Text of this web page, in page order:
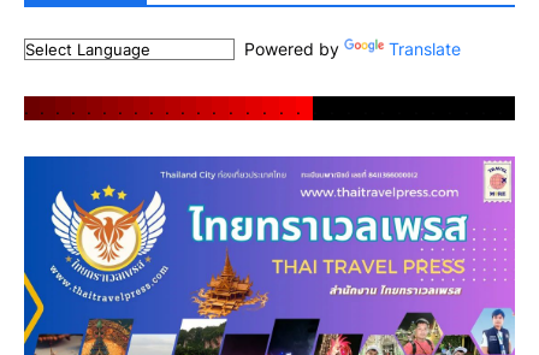
Powered by Translate
. . . . . . . . . . . . . . . . . .